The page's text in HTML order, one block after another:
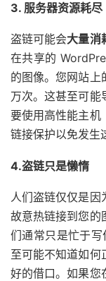
3. 服务器资源耗尽
盗链可能会大量消
在共享的
的图像。您网站上
万次。这甚至可能
要使用高性能主机
链接保护以免发生
4.盗链只是懒惰
人们盗链仅仅是因
故意热链接到您的
们通常只是忙于
至可能不知道如何
好的借口。如果您